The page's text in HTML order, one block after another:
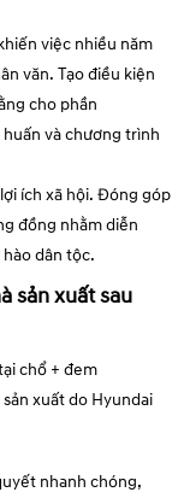
việc nhiều năm
văn. Tạo điều kiện
cho phần
và chương trình
ích xã hội. Đóng góp
đồng nhằmdiễn
dân tộc.
sản xuấtsau
chổ + đem
sản xuấtdo Hyundai
nhanh chóng,